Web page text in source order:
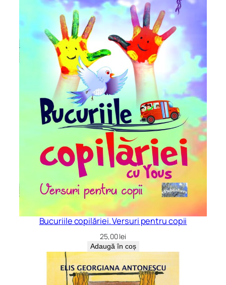
Bucuriile copilăriei. Versuri pentru copii
25,00lei
Adaugă în coș